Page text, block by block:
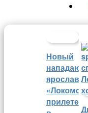
Новый
прилетел